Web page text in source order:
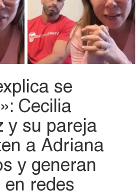
se
Cecilia
y su pareja
a Adriana
y generan
en redes